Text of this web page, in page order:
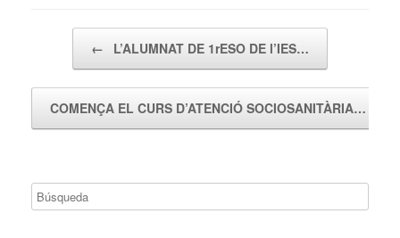
← L’ALUMNAT DE 1rESO DE l’IES…
COMENÇA EL CURS D’ATENCIÓ SOCIOSANITÀRIA…